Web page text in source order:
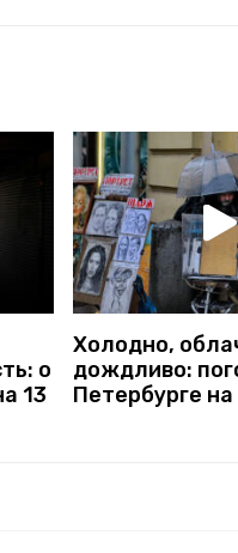
о
13
Холодно,
дождливо:
Петербурге